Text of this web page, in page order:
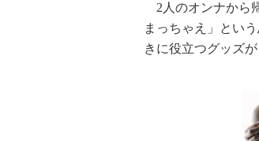
2人のオンナから
まっちゃえ」とい
きに役立つグッズが